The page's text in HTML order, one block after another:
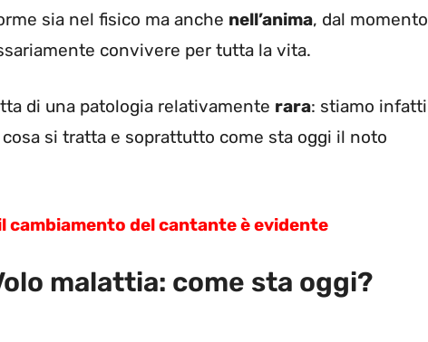
sia nel fisico ma anche nell’anima, dal momento
convivere per tutta la vita.
di una patologia relativamente rara: stiamo infatti
cosa si tratta e soprattutto come sta oggi il noto
cambiamento del cantante è evidente
malattia: come sta oggi?